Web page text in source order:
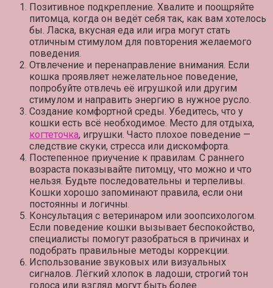
Позитивное подкрепление. Хвалите и поощряйте
питомца, когда он ведёт себя так, как вам хотелось
бы. Ласка, вкусная еда или игра могут стать
отличным стимулом для повторения желаемого
поведения.
Отвлечение и перенаправление внимания. Если
кошка проявляет нежелательное поведение,
попробуйте отвлечь её игрушкой или другим
стимулом и направить энергию в нужное русло.
Создание комфортной среды. Убедитесь, что у
кошки есть всё необходимое. Место для отдыха,
когтеточка, игрушки. Часто плохое поведение —
следствие скуки, стресса или дискомфорта.
Постепенное приучение к правилам. С раннего
возраста показывайте питомцу, что можно и что
нельзя. Будьте последовательны и терпеливы.
Кошки хорошо запоминают правила, если они
постоянны и логичны.
Консультация с ветеринаром или зоопсихологом.
Если поведение кошки вызывает беспокойство,
специалисты помогут разобраться в причинах и
подобрать правильные методы коррекции.
Использование звуковых или визуальных
сигналов. Лёгкий хлопок в ладоши, строгий тон
голоса или взгляд могут быть более